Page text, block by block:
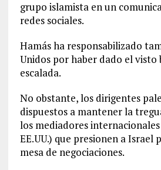
grupo islamista en un
redes sociales.
Hamás ha responsabilizado
Unidos por haber dado el visto
escalada.
No obstante, los dirigentes
dispuestos a mantener la
los mediadores
EE.UU.) que presionen a Israel
mesa de negociaciones.